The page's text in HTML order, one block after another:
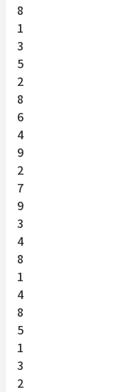
8
1
3
5
2
8
6
4
9
2
7
9
3
4
8
1
4
8
5
1
3
2